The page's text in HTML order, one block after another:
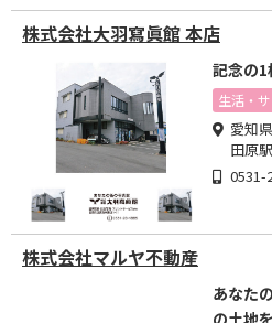
株式会社大羽寫眞館 本店
記念の1
生活・
愛知
田原駅
0531-
株式会社マルヤ不動産
あなた
の土地